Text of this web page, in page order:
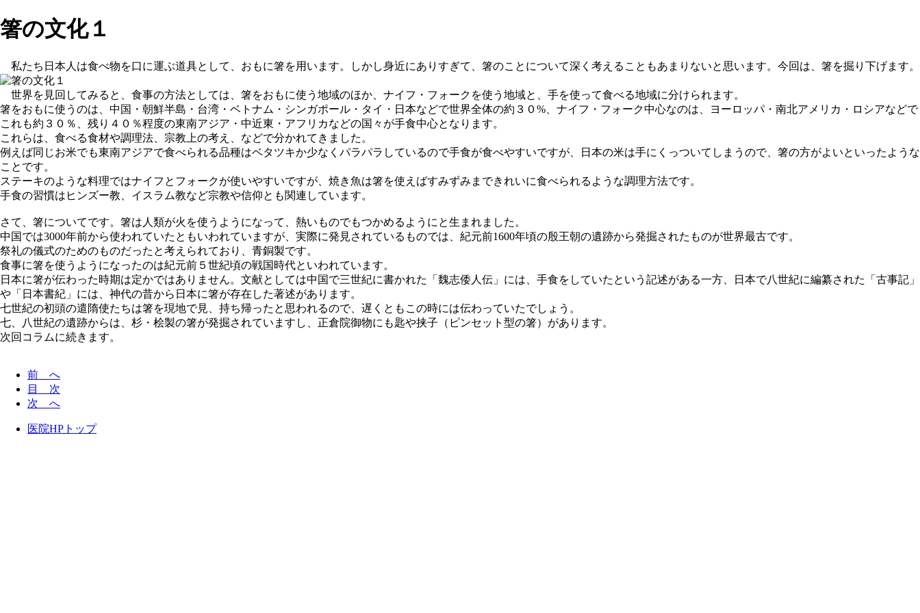
箸の文化１
私たち日本人は食べ物を口に運ぶ道具として、おもに箸を用います。しかし身近にありすぎて、箸のことについて深く考えることもあまりないと思います。今回は、箸を掘り下げます。
世界を見回してみると、食事の方法としては、 箸をおもに使う地域のほか、ナイフ・フォークを使う地域と、手を使って食べる地域に分けられます。
箸をおもに使うのは、中国・朝鮮半島・台湾・ベトナム・シンガポール・タイ・日本などで世界全体の約３０%、ナイフ・フォーク中心なのは、ヨーロッパ・南北アメリカ・ロシアなどで
これも約３０％、残り４０％程度の東南アジア・中近東・アフリカなどの国々が手食中心となります。
これらは、食べる食材や調理法、宗教上の考え、などで分かれてきました。
例えば同じお米でも東南アジアで食べられる品種はベタツキか少なくパラパラしているので手食が食べやすいですが、日本の米は手にくっついてしまうので、箸の方がよいといったような
ことです。
ステーキのような料理ではナイフとフォークが使いやすいですが、焼き魚は箸を使えばすみずみまできれいに食べられるような調理方法です。
手食の習慣はヒンズー教、イスラム教など宗教や信仰とも関連しています。
さて、箸についてです。箸は人類が火を使うようになって、熱いものでもつかめるようにと生まれました。
中国では3000年前から使われていた ともいわれていますが、実際に発見されているものでは、紀元前1600年頃の殷王朝の遺跡から発掘されたものが世界最古です。
祭礼の儀式のためのものだったと考えられており、青銅製です。
食事に箸を使うようになったのは紀元前５世紀頃の戦国時代といわれています。
日本に箸が伝わった時期は定かではありません。文献としては中国で三世紀に書かれた「魏志倭人伝」には、手食をしていたという記述がある一方、日本で八世紀に編纂された「古事記」
や「日本書紀」には、神代の昔から日本に箸が存在した著述があります。
七世紀の初頭の遣隋使たちは箸を現地で見、持ち帰ったと思われるので、遅くともこの時には伝わっていたでしょう。
七、八世紀の遺跡からは、杉・桧製の箸が発掘されていますし、正倉院御物にも匙や挟子（ピンセット型の箸）があります。
次回コラムに続きます。
前 へ
目 次
次 へ
医院HPトップ